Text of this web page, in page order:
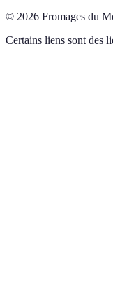
© 2026 Fromages du
Certains liens sont des